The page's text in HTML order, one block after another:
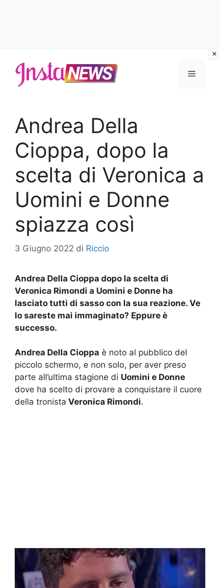
contenuto
Menu
Andrea Della
Cioppa, dopo la
scelta di Veronica a
Uomini e Donne
spiazza così
3 Giugno 2022 di Riccio
Andrea Della Cioppa dopo la scelta di
Veronica Rimondi a Uomini e Donne ha
lasciato tutti di sasso con la sua reazione. Ve
lo sareste mai immaginato? Eppure è
successo.
Andrea Della Cioppa è noto al pubblico del
piccolo schermo, e non solo, per aver preso
parte all’ultima stagione di Uomini e Donne
dove ha scelto di provare a conquistare il cuore
della tronista Veronica Rimondi.